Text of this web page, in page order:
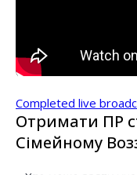
Completed live
Отримати ПР
Сімейному